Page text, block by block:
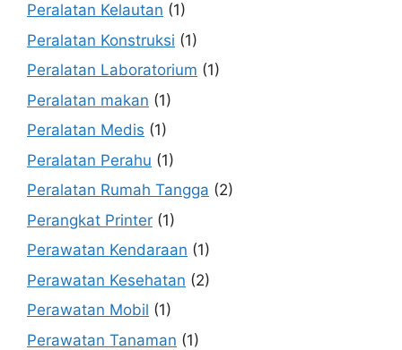
Peralatan Kelautan (1)
Peralatan Konstruksi (1)
Peralatan Laboratorium (1)
Peralatan makan (1)
Peralatan Medis (1)
Peralatan Perahu (1)
Peralatan Rumah Tangga (2)
Perangkat Printer (1)
Perawatan Kendaraan (1)
Perawatan Kesehatan (2)
Perawatan Mobil (1)
Perawatan Tanaman (1)